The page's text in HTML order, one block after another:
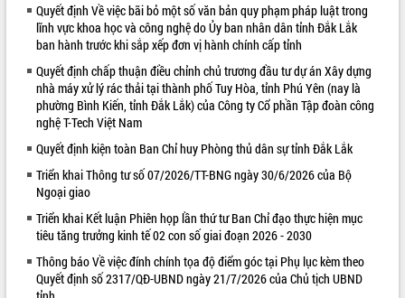
Khám bệnh, cấp phát thuốc miễn phí
và tặng quà người dân xã Cư Pui
Hội nghị UBND tỉnh Đắk Lắk thường kỳ
tháng 7/2026
Lễ truy tặng danh hiệu “Bà Mẹ Việt
Nam Anh hùng” và trao Huân chương
Lao động
UBND tỉnh Đắk Lắk triển khai nhiệm
vụ 6 tháng cuối năm 2026
Kỳ họp thứ Hai, Hội đồng nhân dân
ALBUM ẢNH
Quyết định Về việc bãi bỏ một số văn bản quy phạm pháp luật trong
lĩnh vực khoa học và công nghệ do Ủy ban nhân dân tỉnh Đắk Lắk
ban hành trước khi sắp xếp đơn vị hành chính cấp tỉnh
Quyết định chấp thuận điều chỉnh chủ trương đầu tư dự án Xây dựng
nhà máy xử lý rác thải tại thành phố Tuy Hòa, tỉnh Phú Yên (nay là
phường Bình Kiến, tỉnh Đắk Lắk) của Công ty Cổ phần Tập đoàn công
nghệ T-Tech Việt Nam
Quyết định kiện toàn Ban Chỉ huy Phòng thủ dân sự tỉnh Đắk Lắk
Triển khai Thông tư số 07/2026/TT-BNG ngày 30/6/2026 của Bộ
Ngoại giao
Triển khai Kết luận Phiên họp lần thứ tư Ban Chỉ đạo thực hiện mục
tiêu tăng trưởng kinh tế 02 con số giai đoạn 2026 - 2030
Thông báo Về việc đính chính tọa độ điểm góc tại Phụ lục kèm theo
Quyết định số 2317/QĐ-UBND ngày 21/7/2026 của Chủ tịch UBND